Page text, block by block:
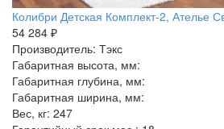
Колибри Детская Комплект-2, Ателье
54 284 ₽
Производитель: Тэкс
Габаритная высота, мм:
Габаритная глубина, мм:
Габаритная ширина, мм:
Вес, кг: 247